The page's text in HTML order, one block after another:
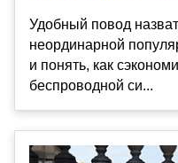
Удобный повод
неординарной
и понять, как
беспроводной си...